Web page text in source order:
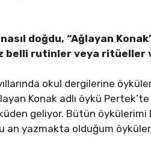
doğdu, “Ağlayan
belli rutinler veya ritüeller
okul dergilerine
Konak adlı öykü
geliyor. Bütün öykülerimi
an yazmakta olduğum